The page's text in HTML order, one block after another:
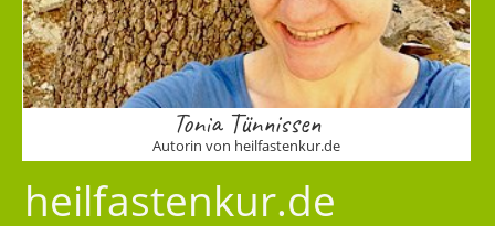
Tonia Tünnissen
Autorin von heilfastenkur.de
heilfastenkur.de